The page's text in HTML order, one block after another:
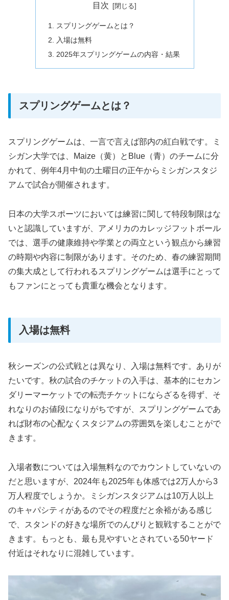
目次
スプリングゲームとは？
入場は無料
2025年スプリングゲームの内容・結果
スプリングゲームとは？
スプリングゲームは、一言で言えば部内の紅白戦です。ミ
シガン大学では、Maize（黄）とBlue（青）のチームに分
かれて、例年4月中旬の土曜日の正午からミシガンスタジ
アムで試合が開催されます。
日本の大学スポーツにおいては練習に関して特段制限はな
いと認識していますが、アメリカのカレッジフットボール
では、選手の健康維持や学業との両立という観点から練習
の時期や内容に制限があります。そのため、春の練習期間
の集大成として行われるスプリングゲームは選手にとって
もファンにとっても貴重な機会となります。
入場は無料
秋シーズンの公式戦とは異なり、入場は無料です。ありが
たいです。秋の試合のチケットの入手は、基本的にセカン
ダリーマーケットでの転売チケットにならざるを得ず、そ
れなりのお値段になりがちですが、スプリングゲームであ
れば財布の心配なくスタジアムの雰囲気を楽しむことがで
きます。
入場者数については入場無料なのでカウントしていないの
だと思いますが、2024年も2025年も体感では2万人から3
万人程度でしょうか。ミシガンスタジアムは10万人以上
のキャパシティがあるのでその程度だと余裕がある感じ
で、スタンドの好きな場所でのんびりと観戦することがで
きます。もっとも、最も見やすいとされている50ヤード
付近はそれなりに混雑しています。